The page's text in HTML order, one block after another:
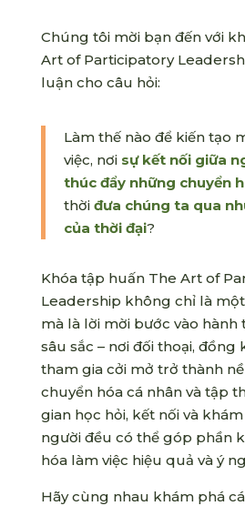
Chúng tôi mời bạn đến với
Art of Participatory
luận cho câu hỏi:
Làm thế nào để kiến tạo
việc, nơi sự kết nối giữa
thúc đẩy những chuyển
thời đưa chúng ta qua
của thời đại?
Khóa tập huấn The Art of
Leadership không chỉ là
mà là lời mời bước vào
sâu sắc – nơi đối thoại, đồng
tham gia cởi mở trở thành
chuyển hóa cá nhân và tập
gian học hỏi, kết nối và
người đều có thể góp phần
hóa làm việc hiệu quả và ý
Hãy cùng nhau khám phá